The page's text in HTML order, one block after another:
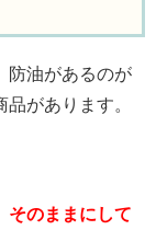
防油があるのが
があります。
そのままにして